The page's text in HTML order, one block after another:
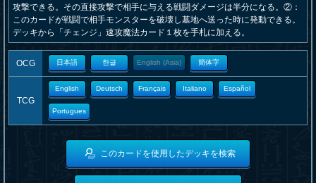
攻撃できる。その直接攻撃で相手に与える戦闘ダメージは半分になる。②：
このカードが戦闘で相手モンスターを破壊し墓地へ送った時に発動できる。
デッキから「チェンジ」速攻魔法カード１枚を手札に加える。
OCG 日本語 한글 English (Asia) 簡体字
TCG
English Deutsch Français Italiano Español
Portugues
このカードを使用したデッキを検索